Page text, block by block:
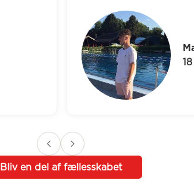
Bliv en del af fællesskabet